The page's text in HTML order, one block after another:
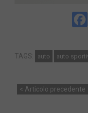
TAGS: auto auto
< Articolo precedente